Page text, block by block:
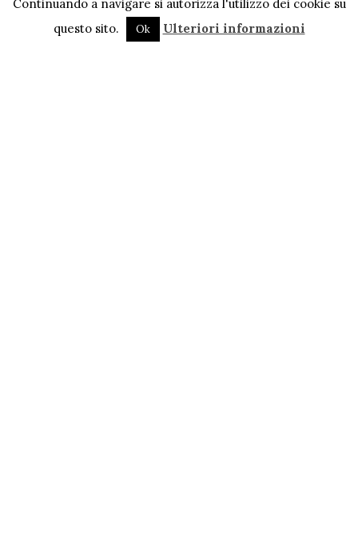
Continuando a navigare si autorizza l'utilizzo dei cookie su
questo sito.
Ok Ulteriori informazioni